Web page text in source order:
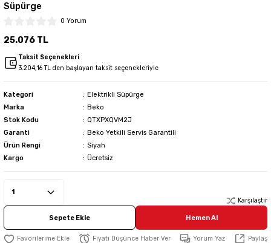
Süpürge
0 Yorum
25.076 TL
Taksit Seçenekleri
3.204,16 TL den başlayan taksit seçenekleriyle
Kategori
Elektrikli Süpürge
Marka
Beko
Stok Kodu
QTXPXQVM2J
Garanti
Beko Yetkili Servis Garantili
Ürün Rengi
Siyah
Kargo
Ücretsiz
Karşılaştır
Sepete Ekle Hemen Al
Fiyatı Düşünce Haber Ver Yorum Yaz
Paylaş